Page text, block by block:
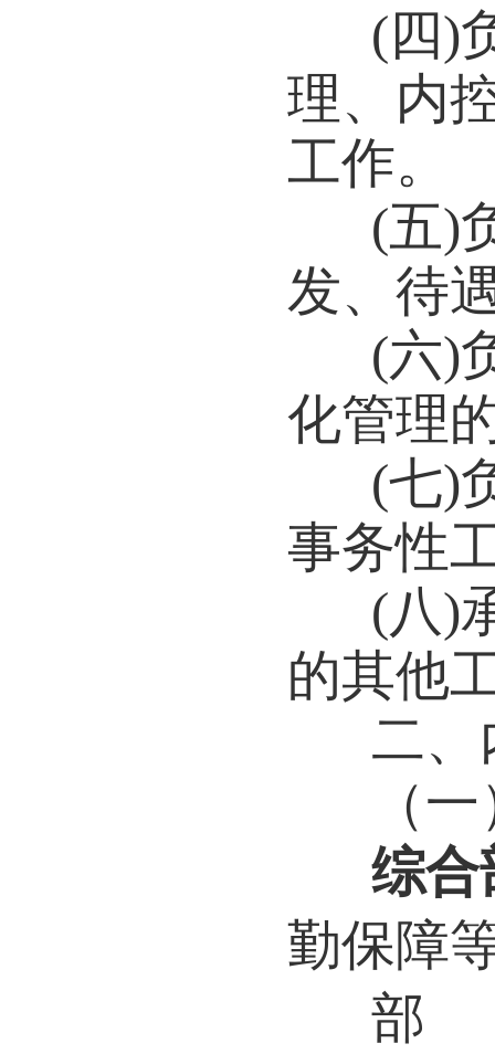
(四)
理、内
工作。
(五)
发、待
(六)
化管理
(七)
事务性
(八)
的其他
二、
（
综
勤保障
部